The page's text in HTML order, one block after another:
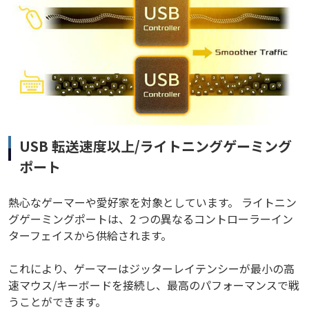
USB 転送速度以上/ライトニングゲーミング
ポート
熱心なゲーマーや愛好家を対象としています。 ライトニン
グゲーミングポートは、2 つの異なるコントローラーイン
ターフェイスから供給されます。
これにより、ゲーマーはジッターレイテンシーが最小の高
速マウス/キーボードを接続し、最高のパフォーマンスで戦
うことができます。